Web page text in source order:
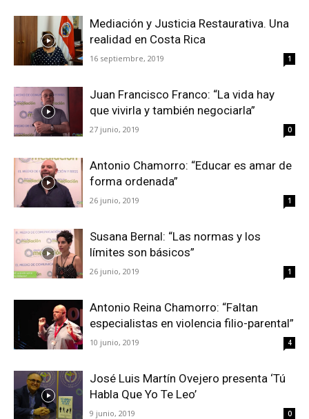
Mediación y Justicia Restaurativa. Una
realidad en Costa Rica
16 septiembre, 2019 1
Juan Francisco Franco: “La vida hay
que vivirla y también negociarla”
27 junio, 2019 0
Antonio Chamorro: “Educar es amar de
forma ordenada”
26 junio, 2019 1
Susana Bernal: “Las normas y los
límites son básicos”
26 junio, 2019 1
Antonio Reina Chamorro: “Faltan
especialistas en violencia filio-parental”
10 junio, 2019 4
José Luis Martín Ovejero presenta ‘Tú
Habla Que Yo Te Leo’
9 junio, 2019 0